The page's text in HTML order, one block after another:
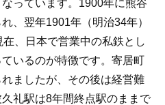
っています。1900年に熊谷
、翌年1901年（明治34年）
、日本で営業中の私鉄とし
いるのが特徴です。寄居町
ましたが、その後は経営難
礼駅は8年間終点駅のままで